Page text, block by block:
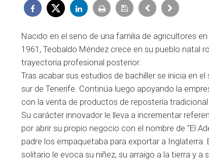
Nacido en el seno de una familia de agricultores
1961, Teobaldo Méndez crece en su pueblo natal
trayectoria profesional posterior.
Tras acabar sus estudios de bachiller se inicia en
sur de Tenerife. Continúa luego apoyando la
con la venta de productos de repostería tradicional
Su carácter innovador le lleva a incrementar
por abrir su propio negocio con el nombre de "El
padre los empaquetaba para exportar a
solitario le evoca su niñez, su arraigo a la tierra y a